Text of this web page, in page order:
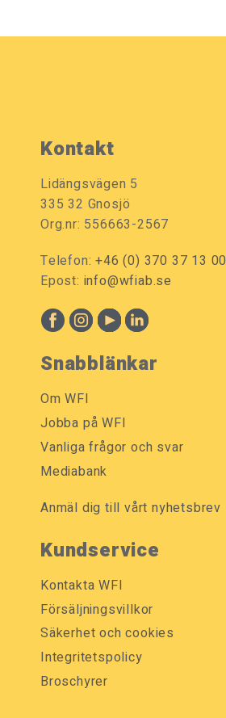
Kontakt
Lidängsvägen 5
335 32 Gnosjö
Org.nr: 556663-2567
Telefon:+46 (0) 370 37 13 00
Epost: info@wfiab.se
Snabblänkar
Om WFI
Jobba på WFI
Vanliga frågor och svar
Mediabank
Anmäl dig till vårt nyhetsbrev
Kundservice
Kontakta WFI
Försäljningsvillkor
Säkerhet och cookies
Integritetspolicy
Broschyrer